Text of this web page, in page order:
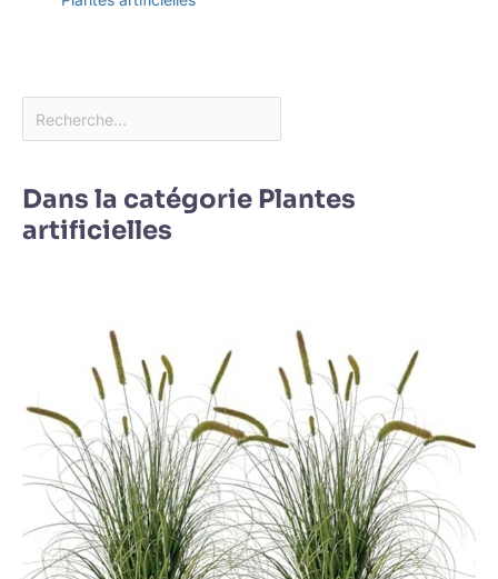
Dans la catégorie Plantes
artificielles